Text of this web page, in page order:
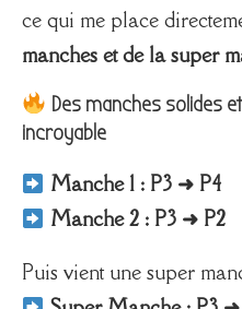
ce qui me place
manches et de la super
Des manches solides
incroyable
Manche 1 : P3 ➜ P4
Manche 2 : P3 ➜ P2
Puis vient une super